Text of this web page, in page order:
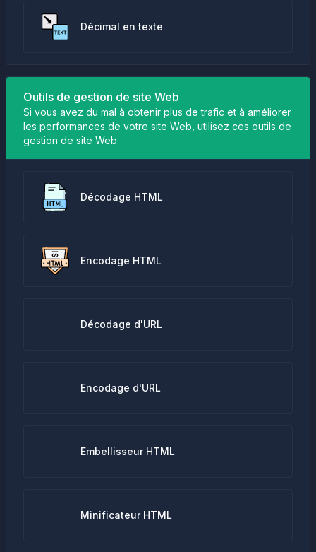
Décimal en texte
Outils de gestion de site Web
Si vous avez du mal à obtenir plus de trafic et à améliorer
les performances de votre site Web, utilisez ces outils de
gestion de site Web.
Décodage HTML
Encodage HTML
Décodage d'URL
Encodage d'URL
Embellisseur HTML
Minificateur HTML